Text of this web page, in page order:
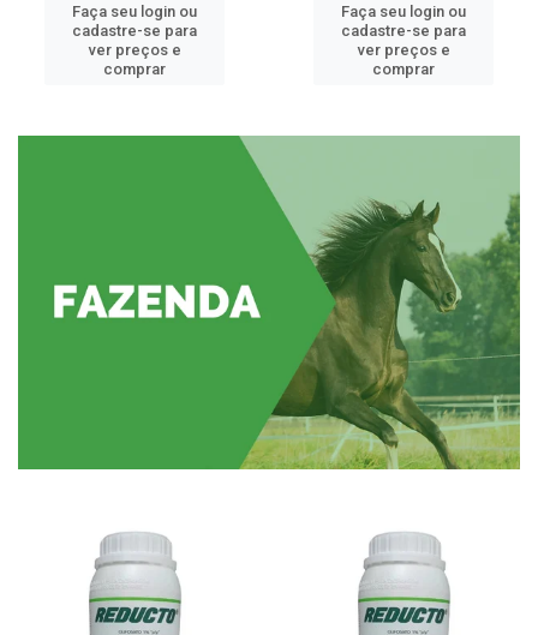
Faça seu login ou
cadastre-se para
ver preços e
comprar
Faça seu login ou
cadastre-se para
ver preços e
comprar